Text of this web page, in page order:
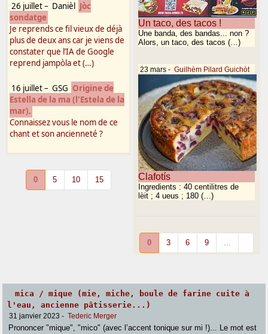
26 juillet– Danièl Jòc
sondatge
Je reprends ce fil vieux de déjà
plus de deux ans car je viens de
constater que l’IA de Google
reprend jampòla et (…)
16 juillet– GSG Origine de
Estella de la ma (l'Estela de la
mar).
Connaissez vous le nom de ce
chant et son ancienneté ?
0 5 10 15
Un taco, des tacos !
Une banda, des bandas... non ?
Alors, un taco, des tacos (…)
23 mars - Guilhèm Pilard Guichòt
Clafotís
Ingredients : 40 centilitres de
lèit ; 4 ueus ; 180 (…)
0 3 6 9 ...
mica / mique (mie, miche, boule de farine cuite à
l'eau, ancienne pâtisserie...)
31 janvier 2023 - Tederic Merger
Prononcer "mique", "mico" (avec l’accent tonique sur mi !)... Le mot est